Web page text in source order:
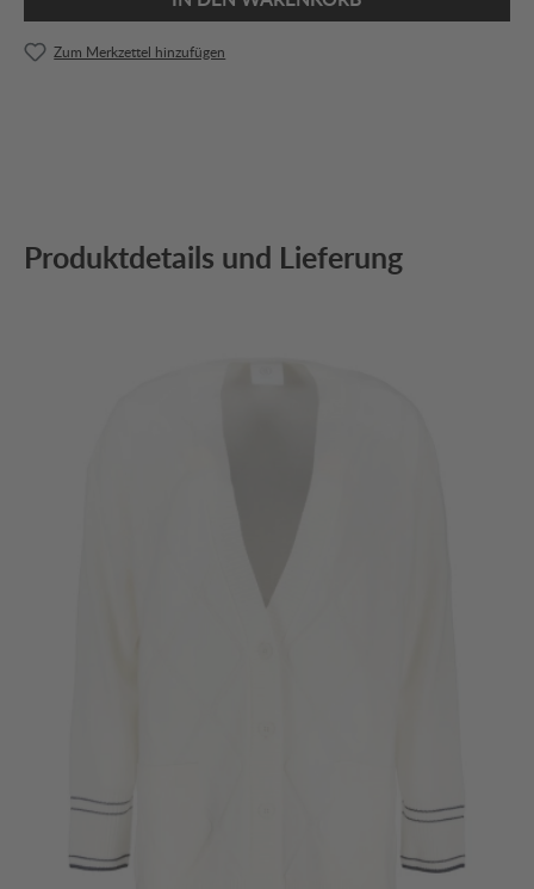
Zum Merkzettel hinzufügen
Produktdetails und Lieferung